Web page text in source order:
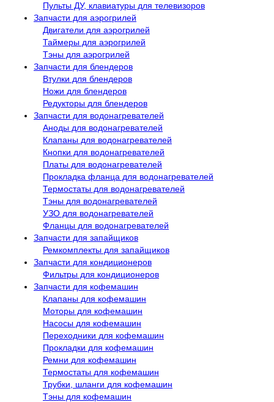
Пульты ДУ, клавиатуры для телевизоров
Запчасти для аэрогрилей
Двигатели для аэрогрилей
Таймеры для аэрогрилей
Тэны для аэрогрилей
Запчасти для блендеров
Втулки для блендеров
Ножи для блендеров
Редукторы для блендеров
Запчасти для водонагревателей
Аноды для водонагревателей
Клапаны для водонагревателей
Кнопки для водонагревателей
Платы для водонагревателей
Прокладка фланца для водонагревателей
Термостаты для водонагревателей
Тэны для водонагревателей
УЗО для водонагревателей
Фланцы для водонагревателей
Запчасти для запайщиков
Ремкомплекты для запайщиков
Запчасти для кондиционеров
Фильтры для кондиционеров
Запчасти для кофемашин
Клапаны для кофемашин
Моторы для кофемашин
Насосы для кофемашин
Переходники для кофемашин
Прокладки для кофемашин
Ремни для кофемашин
Термостаты для кофемашин
Трубки, шланги для кофемашин
Тэны для кофемашин